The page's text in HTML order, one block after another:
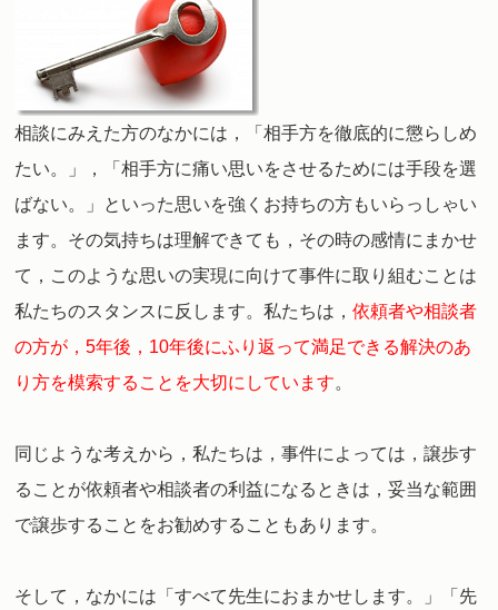
相談にみえた方のなかには，「相手方を徹底的に懲らしめ
たい。」，「相手方に痛い思いをさせるためには手段を選
ばない。」といった思いを強くお持ちの方もいらっしゃい
ます。その気持ちは理解できても，その時の感情にまかせ
て，このような思いの実現に向けて事件に取り組むことは
私たちのスタンスに反します。私たちは，依頼者や相談者
の方が，5年後，10年後にふり返って満足できる解決のあ
り方を模索することを大切にしています。
同じような考えから，私たちは，事件によっては，譲歩す
ることが依頼者や相談者の利益になるときは，妥当な範囲
で譲歩することをお勧めすることもあります。
そして，なかには「すべて先生におまかせします。」「先